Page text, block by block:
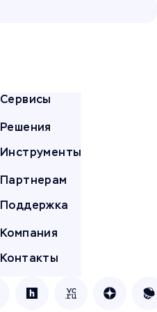
Сервисы
Решения
Инструменты
Партнерам
Поддержка
Компания
Контакты